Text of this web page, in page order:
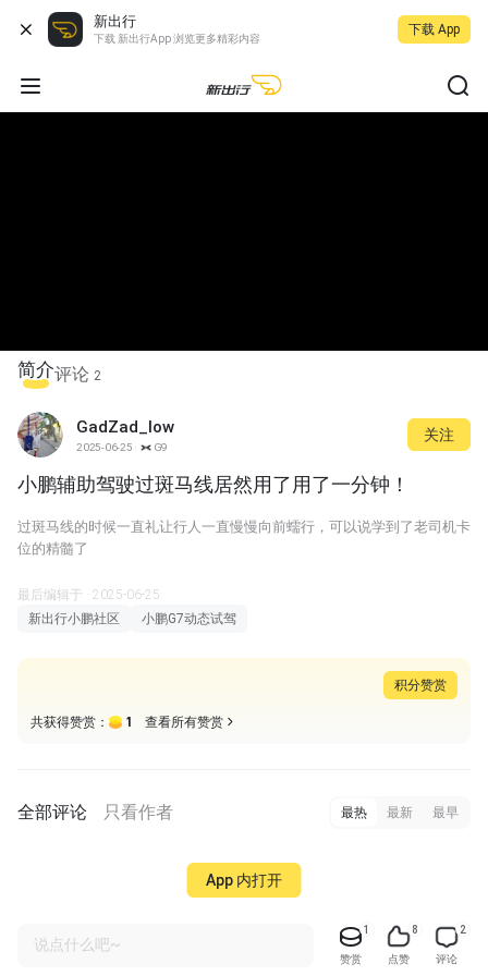
新出行
下载 新出行App 浏览更多精彩内容
下载 App
简介评论 2
GadZad_low
2025-06-25 G9
关注
小鹏辅助驾驶过斑马线居然用了用了一分钟！
过斑马线的时候一直礼让行人一直慢慢向前蠕行，可以说学到了老司机卡
位的精髓了
最后编辑于 · 2025-06-25
新出行小鹏社区
小鹏G7动态试驾
积分赞赏
共获得赞赏： 1 查看所有赞赏
全部评论 只看作者 最热 最新 最早
说点什么吧~
1
赞赏
8
点赞
2
评论
App 内打开